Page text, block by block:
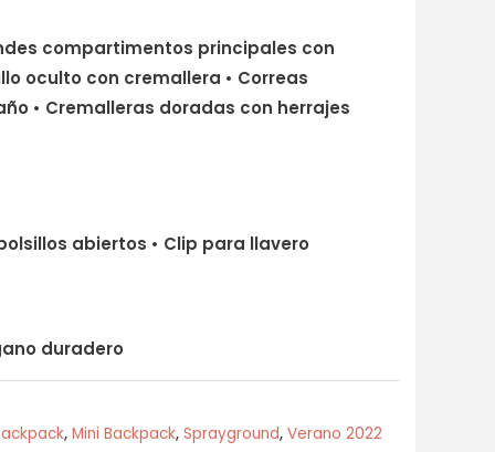
compartimentos principales con
oculto con cremallera • Correas
• Cremalleras doradas con herrajes
abiertos • Clip para llavero
duradero
, Mini Backpack, Sprayground, Verano 2022